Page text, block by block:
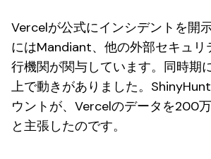
Vercelが公式にインシデントを開
にはMandiant、他の外部セキュリ
行機関が関与しています。同時期
上で動きがありました。
ウントが、Vercelのデータを200
と主張したのです。